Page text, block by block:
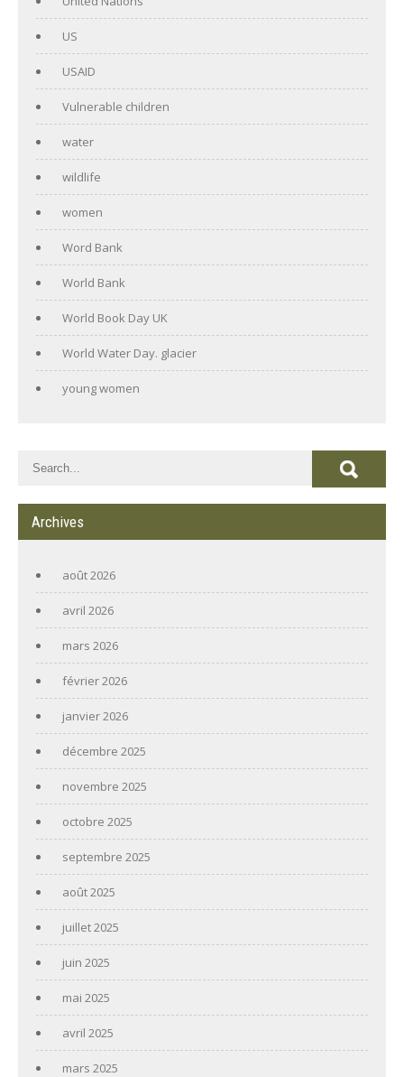
US
USAID
Vulnerable children
water
wildlife
women
Word Bank
World Bank
World Book Day UK
World Water Day. glacier
young women
Archives
août 2026
avril 2026
mars 2026
février 2026
janvier 2026
décembre 2025
novembre 2025
octobre 2025
septembre 2025
août 2025
juillet 2025
juin 2025
mai 2025
avril 2025
mars 2025